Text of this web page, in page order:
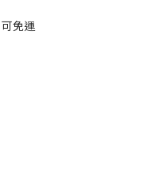
免運